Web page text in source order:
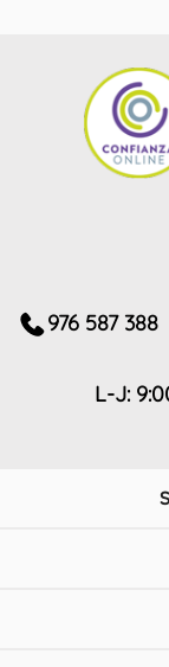
976 587 388
L-J: